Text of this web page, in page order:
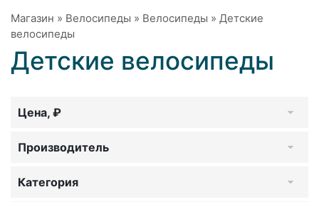
Магазин » Велосипеды » Велосипеды » Детские
велосипеды
Детские велосипеды
Цена, ₽
Производитель
Категория